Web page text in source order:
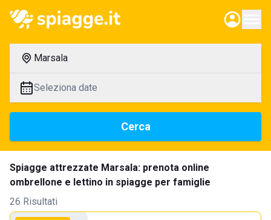
Marsala
Seleziona date
Cerca
Spiagge attrezzate Marsala: prenota online
ombrellone e lettino in spiagge per famiglie
26 Risultati